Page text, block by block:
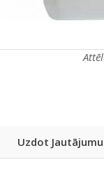
Uzdot Jautājumu